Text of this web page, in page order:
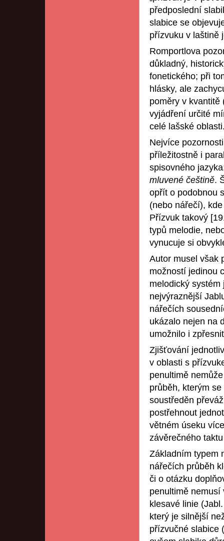
předposlední
slabice se
přízvuku v laštině
Romportlova
důkladný,
fonetického; při
hlásky, ale
poměry v kvantitě
vyjádření určité
celé lašské
Nejvíce
příležitostně i
spisovného
mluvené češtině.
opřít o podobnou
(nebo nářečí),
Přízvuk takový
typů melodie,
vynucuje si
Autor musel však
možností jedinou
melodický
nejvýraznější
nářečích
ukázalo nejen na
umožnilo i
Zjišťování
v oblasti s
penultimě
průběh, kterým
soustředěn
postřehnout
větném úseku
závěrečného
Základním typem
nářečích průběh
či o otázku
penultimě
klesavé linie
který je silnější
přízvučné slabice